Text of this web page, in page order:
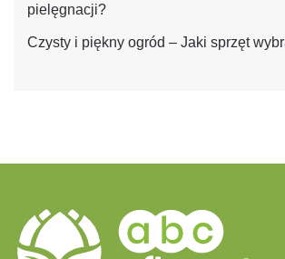
pielęgnacji?
Czysty i piękny ogród – Jaki sprzęt